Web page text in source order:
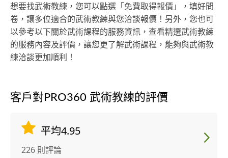
想要找武術教練，您可以點選「免費取得報價」，填好問
卷，讓多位適合的武術教練與您洽談報價！另外，您也可
以參考以下關於武術課程的服務資訊，查看精選武術教練
的服務內容及評價，讓您更了解武術課程，能夠與武術教
練洽談更加順利！
客戶對PRO360 武術教練的評價
平均4.95
226 則評論